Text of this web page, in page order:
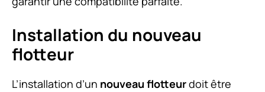
Installation du nouveau
flotteur
L’installation d’un nouveau flotteurdoit être